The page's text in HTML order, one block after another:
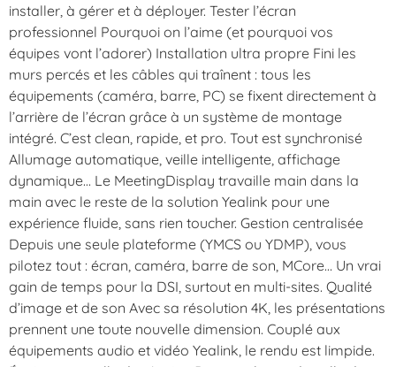
installer, à gérer et à déployer. Tester l’écran
professionnel Pourquoi on l’aime (et pourquoi vos
équipes vont l’adorer) Installation ultra propre Fini les
murs percés et les câbles qui traînent : tous les
équipements (caméra, barre, PC) se fixent directement à
l’arrière de l’écran grâce à un système de montage
intégré. C’est clean, rapide, et pro. Tout est synchronisé
Allumage automatique, veille intelligente, affichage
dynamique… Le MeetingDisplay travaille main dans la
main avec le reste de la solution Yealink pour une
expérience fluide, sans rien toucher. Gestion centralisée
Depuis une seule plateforme (YMCS ou YDMP), vous
pilotez tout : écran, caméra, barre de son, MCore… Un vrai
gain de temps pour la DSI, surtout en multi-sites. Qualité
d’image et de son Avec sa résolution 4K, les présentations
prennent une toute nouvelle dimension. Couplé aux
équipements audio et vidéo Yealink, le rendu est limpide.